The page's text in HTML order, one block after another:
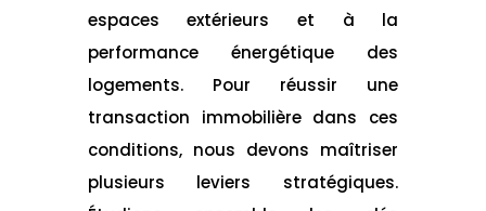
espaces extérieurs et à la
performance énergétique des
logements. Pour réussir une
transaction immobilière dans ces
conditions, nous devons maîtriser
plusieurs leviers stratégiques.